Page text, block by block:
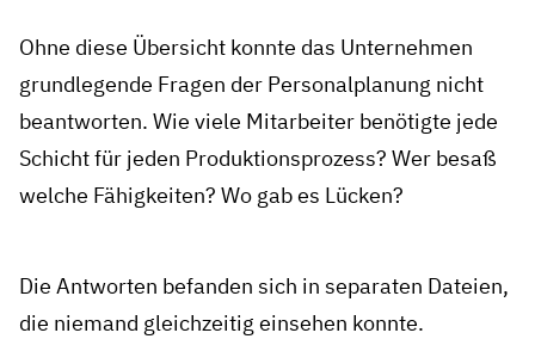
Ohne diese Übersicht konnte das Unternehmen
grundlegende Fragen der Personalplanung nicht
beantworten. Wie viele Mitarbeiter benötigte jede
Schicht für jeden Produktionsprozess? Wer besaß
welche Fähigkeiten? Wo gab es Lücken?
Die Antworten befanden sich in separaten Dateien,
die niemand gleichzeitig einsehen konnte.